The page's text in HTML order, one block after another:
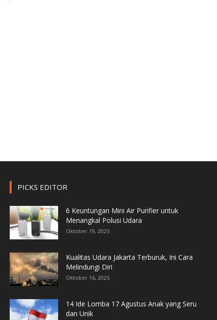
PICKS EDITOR
6 Keuntungan Mini Air Purifier untuk
Menangkal Polusi Udara
Oktober 19, 2025
Kualitas Udara Jakarta Terburuk, Ini Cara
Melindungi Diri
Oktober 16, 2025
14 Ide Lomba 17 Agustus Anak yang Seru
dan Unik